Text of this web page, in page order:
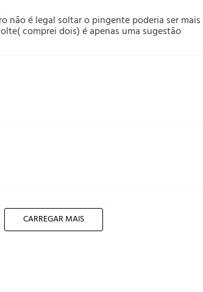
é legal soltar o pingente poderia ser
comprei dois) é apenas uma sugestão
CARREGAR MAIS